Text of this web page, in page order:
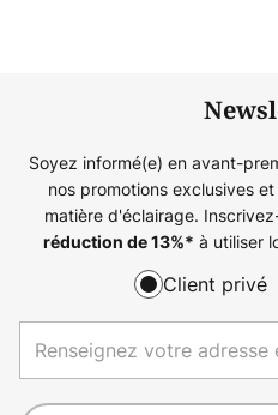
Soyez informé(e) en avant-
nos promotions exclusives
matière d'éclairage.
réduction de13%* à utiliser
Client privé